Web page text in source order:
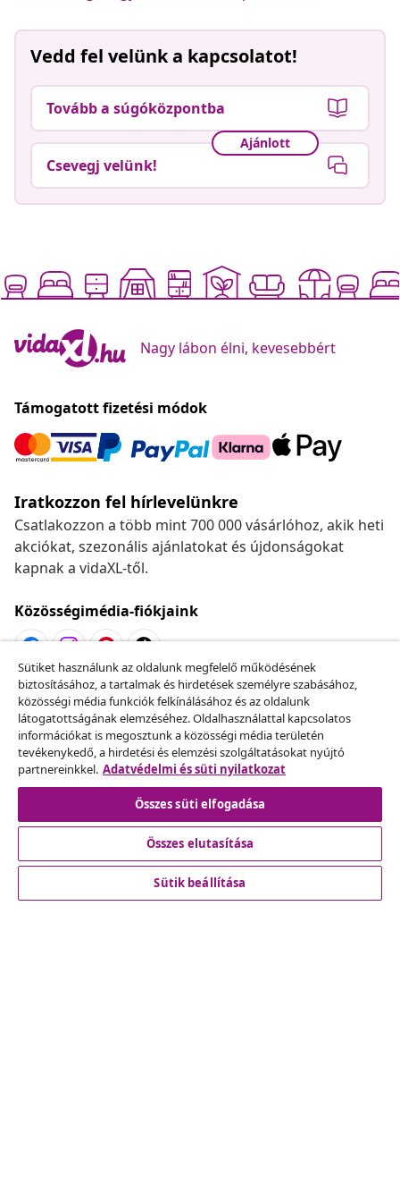
Vedd fel velünk a kapcsolatot!
Tovább a súgóközpontba
Ajánlott
Csevegj velünk!
Nagy lábon élni, kevesebbért
Támogatott fizetési módok
Iratkozzon fel hírlevelünkre
Csatlakozzon a több mint 700 000 vásárlóhoz, akik heti
akciókat, szezonális ajánlatokat és újdonságokat
kapnak a vidaXL-től.
Közösségimédia-fiókjaink
Szerződéstől való elállás
Küldj be egy rendelés lemondására vonatkozó
kérelmet.
Szerződéstől való elállás
Ügyfélszolgálat
Sütiket használunk az oldalunk megfelelő működésének
biztosításához, a tartalmak és hirdetések személyre szabásához,
közösségi média funkciók felkínálásához és az oldalunk
látogatottságának elemzéséhez. Oldalhasználattal kapcsolatos
információkat is megosztunk a közösségi média területén
tevékenykedő, a hirdetési és elemzési szolgáltatásokat nyújtó
partnereinkkel. Adatvédelmi és süti nyilatkozat
Összes süti elfogadása
Összes elutasítása
Sütik beállítása